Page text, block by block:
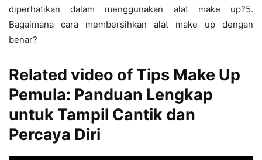
diperhatikan dalam menggunakan alat make up?5.
Bagaimana cara membersihkan alat make up dengan
benar?
Related video of Tips Make Up
Pemula: Panduan Lengkap
untuk Tampil Cantik dan
Percaya Diri